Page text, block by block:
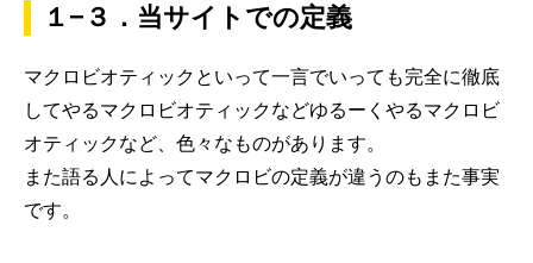
１−３．当サイトでの定義
マクロビオティックといって一言でいっても完全に徹底
してやるマクロビオティックなどゆるーくやるマクロビ
オティックなど、色々なものがあります。
また語る人によってマクロビの定義が違うのもまた事実
です。